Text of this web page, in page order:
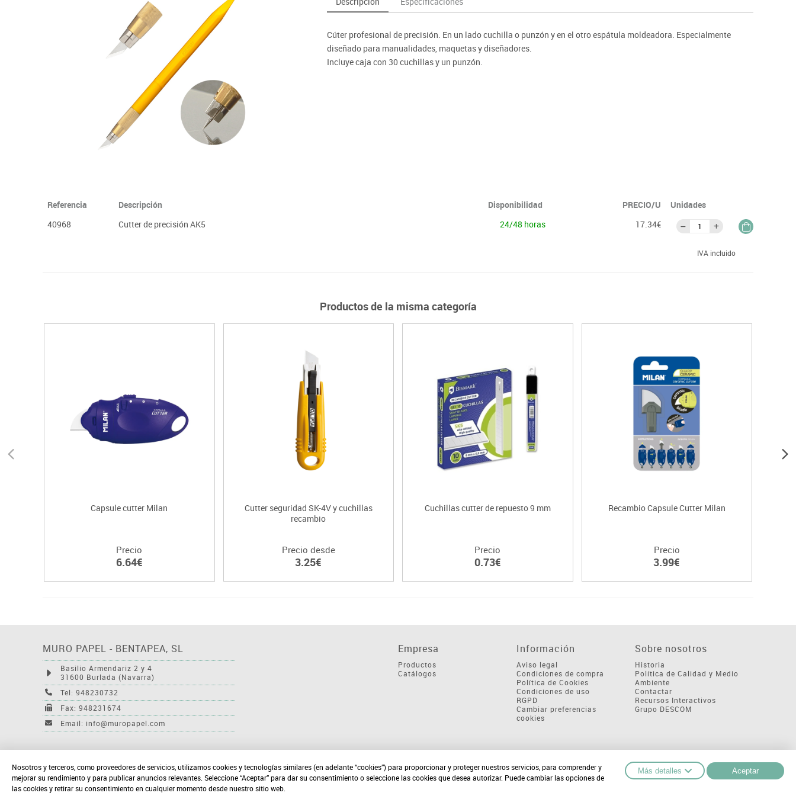
Plastifica, encuaderna, destruye
Juegos heurísticos
Juegos de mesa
Juegos simbólicos
Pizarras, vitrinas y expositores
Sillas, bancos y taburetes
Deportes raqueta
Protección deportiva
Psicomotricidad
Monitores interactivos
Pantallas de proyección
Soportes
Cúter profesional de precisión. En un lado cuchilla o punzón y en el otro espátula moldeadora. Especialmente
diseñado para manualidades, maquetas y diseñadores.
Incluye caja con 30 cuchillas y un punzón.
Referencia Descripción Disponibilidad PRECIO/U
Unidades
40968
Cutter de precisión AK5 24/48 horas 17.34€
IVA incluido
Productos de la misma categoría
Capsule cutter Milan
Precio
6.64€
Cutter seguridad SK-4V y cuchillas
recambio
Precio desde
3.25€
Cuchillas cutter de repuesto 9 mm
Precio
0.73€
Recambio Capsule Cutter Milan
Precio
3.99€
MURO PAPEL - BENTAPEA, SL
Basilio Armendariz 2 y 4
31600 Burlada (Navarra)
Tel: 948230732
Fax: 948231674
Email: info@muropapel.com
Empresa
Productos
Catálogos
Información
Aviso legal
Condiciones de compra
Política de Cookies
Condiciones de uso
RGPD
Cambiar preferencias
cookies
Sobre nosotros
Historia
Política de Calidad y Medio
Ambiente
Contactar
Recursos Interactivos
Grupo DESCOM
Nosotros y terceros, como proveedores de servicios, utilizamos cookies y tecnologías similares (en adelante “cookies”) para proporcionar y proteger nuestros servicios, para comprender y
mejorar su rendimiento y para publicar anuncios relevantes. Seleccione “Aceptar” para dar su consentimiento o seleccione las cookies que desea autorizar. Puede cambiar las opciones de
las cookies y retirar su consentimiento en cualquier momento desde nuestro sitio web.
Más detalles Aceptar